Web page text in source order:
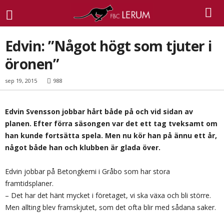
Edvin: ”Något högt som tjuter i
öronen”
sep 19, 2015 988
Edvin Svensson jobbar hårt både på och vid sidan av
planen. Efter förra säsongen var det ett tag tveksamt om
han kunde fortsätta spela. Men nu kör han på ännu ett år,
något både han och klubben är glada över.
Edvin jobbar på Betongkemi i Gråbo som har stora
framtidsplaner.
– Det har det hänt mycket i företaget, vi ska växa och bli större.
Men allting blev framskjutet, som det ofta blir med sådana saker.